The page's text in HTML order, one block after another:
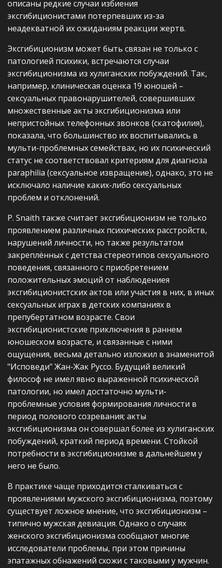
описаны редкие случаи избиения
эксгибиционистами потерпевших из-за
неадекватной их ожиданиям реакции жертв.
Эксгибиционизм может быть связан не только с
патологией психики, встречаются случаи
эксгибиционизма из хулиганских побуждений. Так,
например, клиническая оценка 19 юношей –
сексуальных правонарушителей, совершивших
множественные акты эксгибиционизма или
непристойных телефонных звонков (скатофилия),
показала, что большинство их воспитывались в
мульти-проблемных семействах, но их психический
статус не соответствовал критериям для диагноза
paraphilia (сексуальное извращение), однако, это не
исключало наличие каких-либо сексуальных
проблем и отклонений.
P. Snaith также считает эксгибиционизм не только
проявлением различных психических расстройств,
нарушений личности, но также результатом
закреплённых с детства стереотипов сексуального
поведения, связанного с приобретением
положительных эмоций от наблюдениея
эксгибиционистских актов или участия в них, в иных
сексуальных играх в детских компаниях в
препубертатном возрасте. Свои
эксгибиционистские приключения в раннем
юношеском возрасте, и связанные с ними
ощущения, весьма детально изложил в знаменитой
"Исповеди" Жан-Жак Руссо. Будущий великий
философ не имел явно выраженной психической
патологии, но имел достаточно мульти-
проблемные условия формирования личности в
период полового созревания; акты
эксгибиционизма он совершал более из хулиганских
побуждений, краткий период времени. Стойкой
потребности в эксгибиционизме в дальнейшем у
него не было.
В практике чаще приходится сталкиваться с
проявлениями мужского эксгибиционизма, поэтому
существует ложное мнение, что эксгибиционизм –
типично мужская девиация. Однако о случаях
женского эксгибиционизма сообщают многие
исследователи проблемы, при этом причины
эпатажных обнажений схожи с таковыми у мужчин.